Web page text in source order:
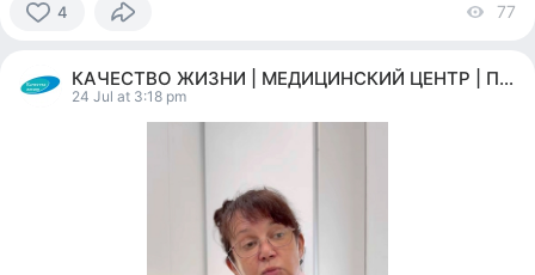
4
reacted
77
КАЧЕСТВО ЖИЗНИ | МЕДИЦИНСКИЙ ЦЕНТР | ПЕРМЬ
24 Jul at 3:18 pm